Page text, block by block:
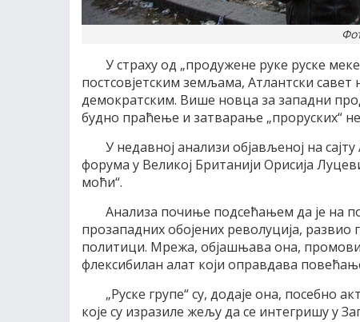
У страху од „продужене руке руске
постсовјетским земљама, Атлантски
демократским. Више новца за западни
будно праћење и затварање „проруских“
У недавној анализи објављеној на
форума у Великој Британији Орисија
моћи“.
Анализа почиње подсећањем да је на
прозападних обојених револуција,
политици. Мрежа, објашњава она,
флексибилан алат који оправдава
„Руске групе“ су, додаје она, посебно
које су изразиле жељу да се интегришу у